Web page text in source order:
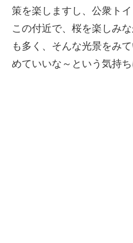
策を楽しますし、公衆トイ
この付近で、桜を楽しみ
も多く、そんな光景をみ
めていいな～という気持ち